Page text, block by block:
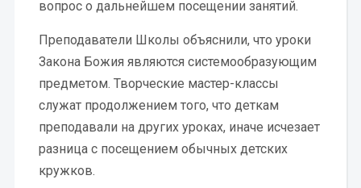
вопрос о дальнейшем посещении занятий.
Преподаватели Школы объяснили, что уроки
Закона Божия являются системообразующим
предметом. Творческие мастер-классы
служат продолжением того, что деткам
преподавали на других уроках, иначе исчезает
разница с посещением обычных детских
кружков.